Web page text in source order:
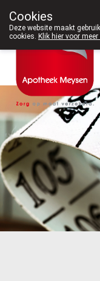
Cookies
Deze website maakt
cookies. Klik hier voor